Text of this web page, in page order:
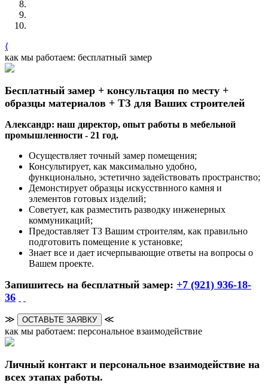
⟨
как мы работаем: бесплатный замер
Бесплатный замер + консультация по месту +
образцы материалов + ТЗ для Ваших строителей
Александр: наш директор, опыт работы в мебельной
промышленности - 21 год.
Осуществляет точный замер помещения;
Консультирует, как максимально удобно,
функционально, эстетично задействовать пространство;
Демонстирует образцы искусствнного камня и
элементов готовых изделий;
Советует, как разместить разводку инженерных
коммуникаций;
Предоставляет ТЗ Вашим строителям, как правильно
подготовить помещение к установке;
Знает все и дает исчерпывающие ответы на вопросы о
Вашем проекте.
Запишитесь на бесплатный замер: +7 (921) 936-18-
36
≫ ОСТАВЬТЕ ЗАЯВКУ
≪
как мы работаем: персональное взаимодействие
Личный контакт и персональное взаимодействие на
всех этапах работы.